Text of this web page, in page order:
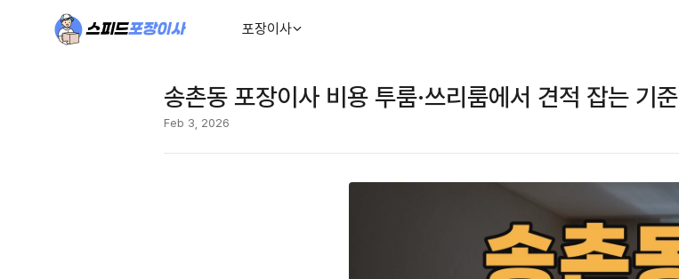
포장이사
송촌동 포장이사 비용 투룸·쓰리룸에서 견적 잡는 기준
Feb 3, 2026